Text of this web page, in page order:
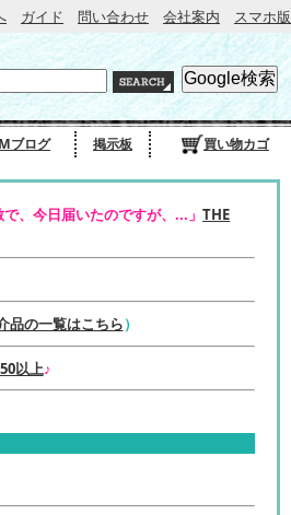
ガイド 問い合わせ 会社案内 スマホ版
ブログ 掲示板 買い物カゴ
、今日届いたのですが、...」THE
品の一覧はこちら）
以上♪